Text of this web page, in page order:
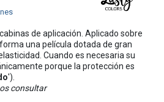
de aplicación. Aplicado sobre
una película dotada de gran
Cuando es necesaria su
porque la protección es
').
consultar